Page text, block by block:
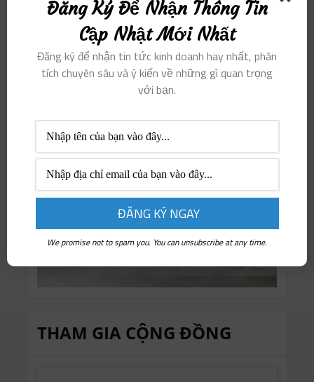
THAM GIA CỘNG ĐỒNG
Đăng Ký Để Nhận Thông Tin
Cập Nhật Mới Nhất
Đăng ký để nhận tin tức kinh doanh hay nhất, phân
tích chuyên sâu và ý kiến ​​về những gì quan trọng
với bạn.
We promise not to spam you. You can unsubscribe at any time.